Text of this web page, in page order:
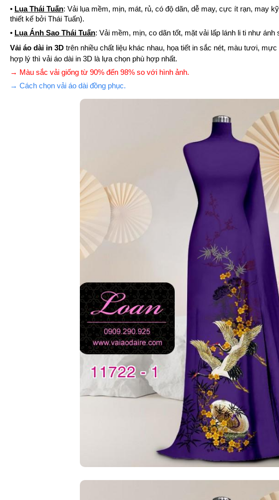
• Lụa Thái Tuấn: Vải lụa mềm, mịn, mát, rủ, có độ dãn, dễ may, cực ít rạn, may
thiết kế bởi Thái Tuấn).
• Lụa Ánh Sao Thái Tuấn: Vải mềm, mịn, co dãn tốt, mặt vải lấp lánh li ti như
Vải áo dài in 3D trên nhiều chất liệu khác nhau, họa tiết in sắc nét, màu tươi,
hợp lý thì vải áo dài in 3D là lựa chọn phù hợp nhất.
→ Màu sắc vải giống từ 90% đến 98% so với hình ảnh.
→ Cách chọn vải áo dài đồng phục.